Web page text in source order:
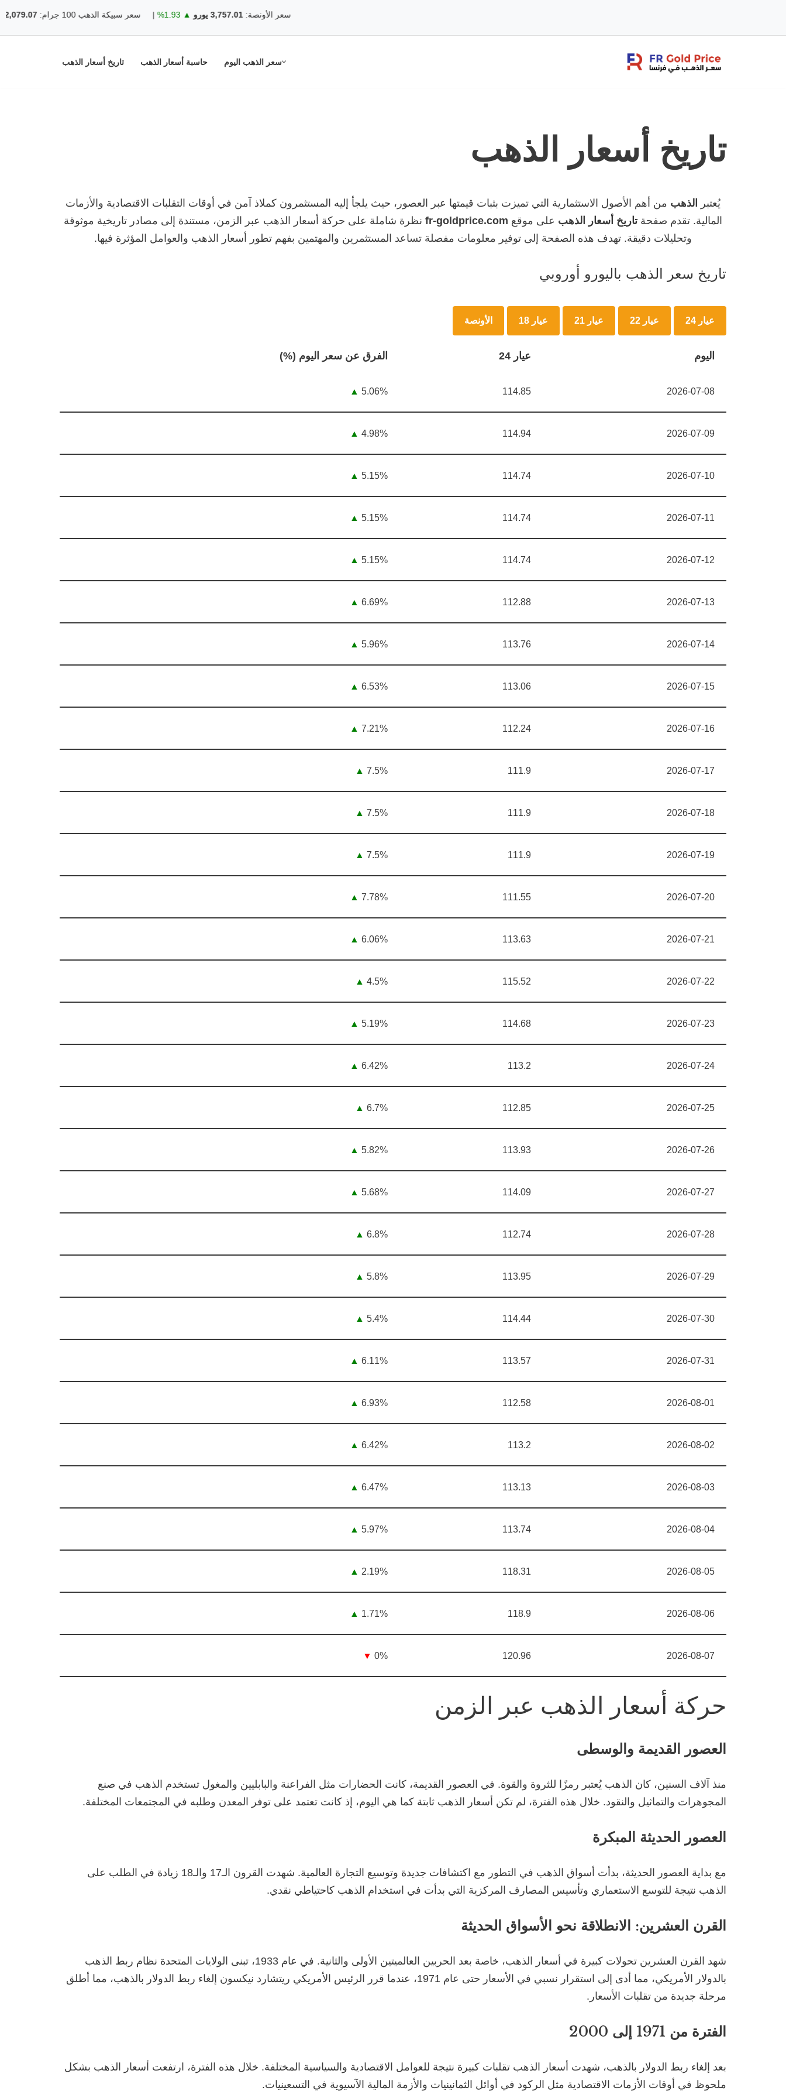
سعر الأونصة:3,757.01 يورو ▲ 1.93%
| سعر سبيكة الذهب 100 جرام: 12,079.07 يورو
سعر الذهب اليوم حاسبة أسعار الذهب تاريخ أسعار الذهب
تاريخ أسعار الذهب
يُعتبر الذهب من أهم الأصول الاستثمارية التي تميزت بثبات قيمتها عبر العصور، حيث يلجأ إليه المستثمرون كملاذ آمن في أوقات التقلبات الاقتصادية والأزمات
المالية. تقدم صفحةتاريخ أسعار الذهب على موقع fr-goldprice.com نظرة شاملة على حركة أسعار الذهب عبر الزمن، مستندة إلى مصادر تاريخية موثوقة
وتحليلات دقيقة. تهدف هذه الصفحة إلى توفير معلومات مفصلة تساعد المستثمرين والمهتمين بفهم تطور أسعار الذهب والعوامل المؤثرة فيها.
تاريخ سعر الذهب باليورو أوروبي
عيار 24 عيار 22 عيار 21 عيار 18 الأونصة
اليوم عيار 24 الفرق عن سعر اليوم (%)
2026-07-08
114.85
5.06%
▲
2026-07-09
114.94
4.98%
▲
2026-07-10
114.74
5.15%
▲
2026-07-11
114.74
5.15%
▲
2026-07-12
114.74
5.15%
▲
2026-07-13
112.88
6.69%
▲
2026-07-14
113.76
5.96%
▲
2026-07-15
113.06
6.53%
▲
2026-07-16
112.24
7.21%
▲
2026-07-17
111.9
7.5%
▲
2026-07-18
111.9
7.5%
▲
2026-07-19
111.9
7.5%
▲
2026-07-20
111.55
7.78%
▲
2026-07-21
113.63
6.06%
▲
2026-07-22
115.52
4.5%
▲
2026-07-23
114.68
5.19%
▲
2026-07-24
113.2
6.42%
▲
2026-07-25
112.85
6.7%
▲
2026-07-26
113.93
5.82%
▲
2026-07-27
114.09
5.68%
▲
2026-07-28
112.74
6.8%
▲
2026-07-29
113.95
5.8%
▲
2026-07-30
114.44
5.4%
▲
2026-07-31
113.57
6.11%
▲
2026-08-01
112.58
6.93%
▲
2026-08-02
113.2
6.42%
▲
2026-08-03
113.13
6.47%
▲
2026-08-04
113.74
5.97%
▲
2026-08-05
118.31
2.19%
▲
2026-08-06
118.9
1.71%
▲
2026-08-07
120.96
0%
▼
حركة أسعار الذهب عبر الزمن
العصور القديمة والوسطى
منذ آلاف السنين، كان الذهب يُعتبر رمزًا للثروة والقوة. في العصور القديمة، كانت الحضارات مثل الفراعنة والبابليين والمغول تستخدم الذهب في صنع
المجوهرات والتماثيل والنقود. خلال هذه الفترة، لم تكن أسعار الذهب ثابتة كما هي اليوم، إذ كانت تعتمد على توفر المعدن وطلبه في المجتمعات المختلفة.
العصور الحديثة المبكرة
مع بداية العصور الحديثة، بدأت أسواق الذهب في التطور مع اكتشافات جديدة وتوسيع التجارة العالمية. شهدت القرون الـ17 والـ18 زيادة في الطلب على
الذهب نتيجة للتوسع الاستعماري وتأسيس المصارف المركزية التي بدأت في استخدام الذهب كاحتياطي نقدي.
القرن العشرين: الانطلاقة نحو الأسواق الحديثة
شهد القرن العشرين تحولات كبيرة في أسعار الذهب، خاصة بعد الحربين العالميتين الأولى والثانية. في عام 1933، تبنى الولايات المتحدة نظام ربط الذهب
بالدولار الأمريكي، مما أدى إلى استقرار نسبي في الأسعار حتى عام 1971، عندما قرر الرئيس الأمريكي ريتشارد نيكسون إلغاء ربط الدولار بالذهب، مما أطلق
مرحلة جديدة من تقلبات الأسعار.
الفترة من 1971 إلى 2000
بعد إلغاء ربط الدولار بالذهب، شهدت أسعار الذهب تقلبات كبيرة نتيجة للعوامل الاقتصادية والسياسية المختلفة. خلال هذه الفترة، ارتفعت أسعار الذهب بشكل
ملحوظ في أوقات الأزمات الاقتصادية مثل الركود في أوائل الثمانينيات والأزمة المالية الآسيوية في التسعينيات.